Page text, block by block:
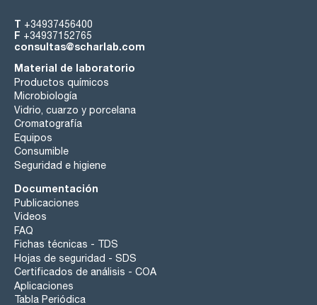
T +34937456400
F +34937152765
consultas@scharlab.com
Material de laboratorio
Productos químicos
Microbiología
Vidrio, cuarzo y porcelana
Cromatografía
Equipos
Consumible
Seguridad e higiene
Documentación
Publicaciones
Videos
FAQ
Fichas técnicas - TDS
Hojas de seguridad - SDS
Certificados de análisis - COA
Aplicaciones
Tabla Periódica